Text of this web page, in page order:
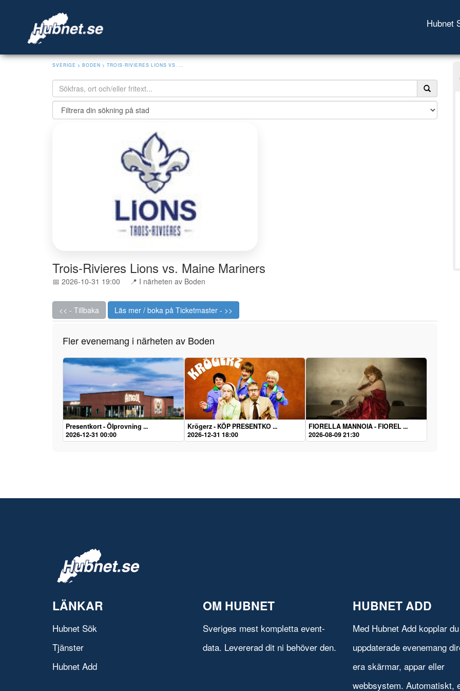
Hubnet
SVERIGE > BODEN > TROIS-RIVIERES LIONS VS. ...
Trois-Rivieres Lions vs. Maine Mariners
📅 2026-10-31 19:00 📍 I närheten av Boden
<< - Tillbaka Läs mer / boka på Ticketmaster - >>
Fler evenemang i närheten av Boden
Presentkort - Ölprovning ...
2026-12-31 00:00
Krögerz - KÖP PRESENTKO ...
2026-12-31 18:00
FIORELLA MANNOIA - FIOREL ...
2026-08-09 21:30
LÄNKAR
Hubnet Sök
Tjänster
Hubnet Add
OM HUBNET
Sveriges mest kompletta event-
data. Levererad dit ni behöver den.
HUBNET ADD
Med Hubnet Add kopplar
uppdaterade evenemang
era skärmar, appar eller
webbsystem. Automatiskt,